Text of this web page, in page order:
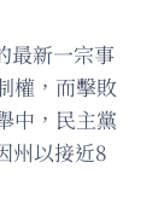
最新一宗事
權，而擊敗
中，民主黨
州以接近8